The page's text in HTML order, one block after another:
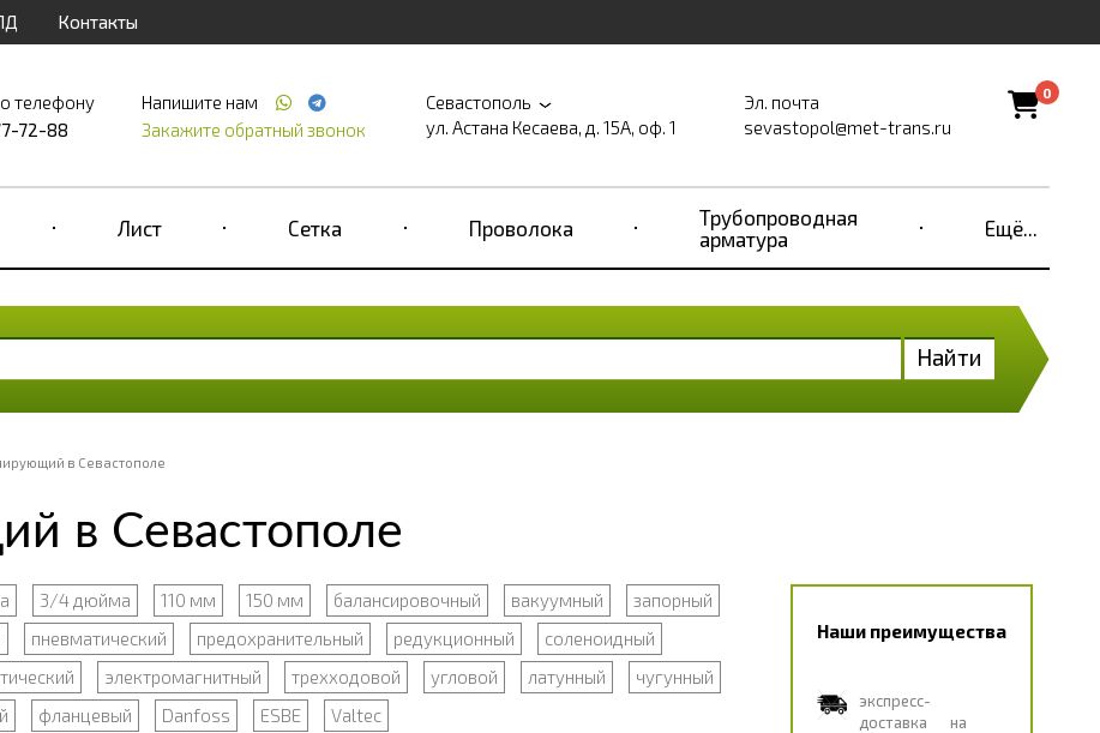
Контакты
телефону
72-88
Напишите нам
Закажите обратный звонок
Севастополь
ул. Астана Кесаева, д. 15А, оф. 1
Эл. почта
sevastopol@met-trans.ru
0
Лист Сетка Проволока
Трубопроводная
арматура
Ещё...
Найти
в Севастополе
в Севастополе
3/4 дюйма 110 мм 150 мм балансировочный вакуумный
запорный
пневматический предохранительный редукционный
соленоидный
электромагнитный трехходовой угловой латунный
чугунный
фланцевый Danfoss ESBE Valtec
Наши преимущества
экспресс-
доставка на